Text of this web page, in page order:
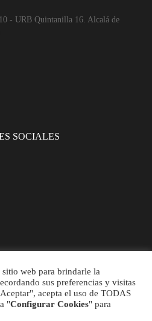
- URB Quintanilla 16. Alcalá de
SOCIALES
Derechos Reservados.
web para brindarle la
sus preferencias y visitas
acepta el uso de TODAS
"Configurar Cookies" para